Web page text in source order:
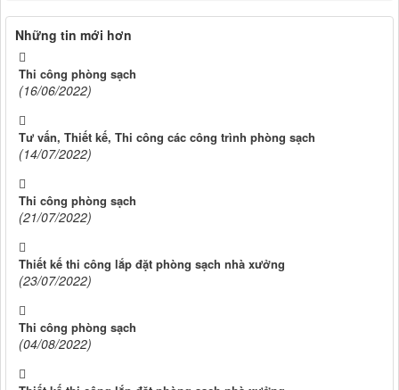
Những tin mới hơn
Thi công phòng sạch
(16/06/2022)
Tư vấn, Thiết kế, Thi công các công trình phòng sạch
(14/07/2022)
Thi công phòng sạch
(21/07/2022)
Thiết kế thi công lắp đặt phòng sạch nhà xưởng
(23/07/2022)
Thi công phòng sạch
(04/08/2022)